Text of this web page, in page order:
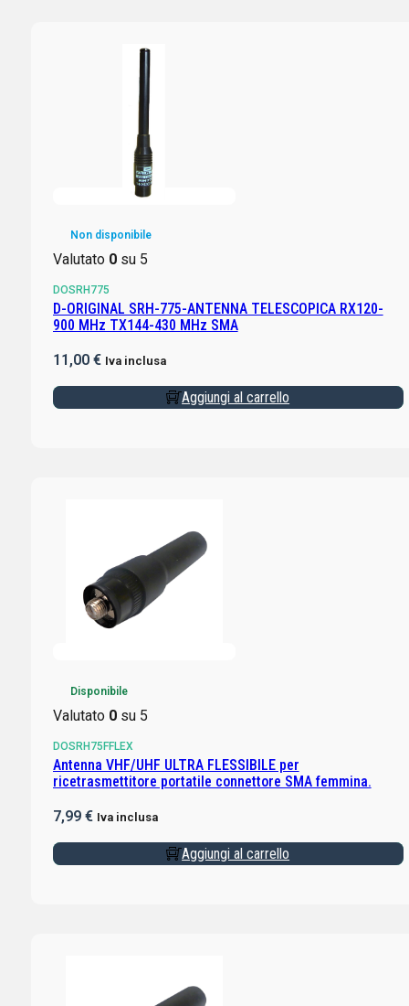
Non disponibile
Valutato 0su 5
DOSRH775
D-ORIGINAL SRH-775-ANTENNA TELESCOPICA RX120-
900 MHz TX144-430 MHz SMA
11,00 € Iva inclusa
Aggiungi al carrello
Disponibile
Valutato 0su 5
DOSRH75FFLEX
Antenna VHF/UHF ULTRA FLESSIBILE per
ricetrasmettitore portatile connettore SMA femmina.
7,99 € Iva inclusa
Aggiungi al carrello